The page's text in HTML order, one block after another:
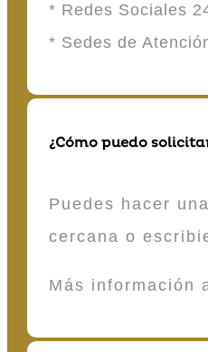
* Redes Sociales
* Sedes de
¿Cómo puedo
Puedes hacer
cercana o
Más información